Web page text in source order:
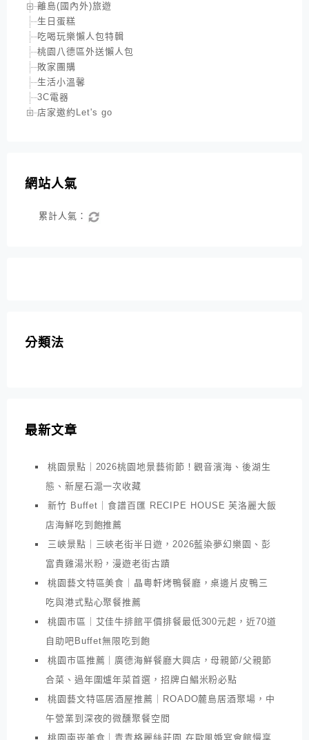
離島(國內外)旅遊
生日蛋糕
吃喝玩樂懶人包特輯
桃園八德區外送懶人包
敗家團購
生活小溫馨
3C電器
店家邀約Let's go
網站人氣
累計人氣：
分類法
最新文章
桃園景點｜2026桃園地景藝術節！觀音濱海、後湖生
態、新屋石滬一次收藏
新竹 Buffet｜食譜百匯 RECIPE HOUSE 芙洛麗大飯
店海鮮吃到飽推薦
三峽景點｜三峽老街半日遊，2026藍染夢幻樂園、彭
富貴雞湯米粉，漫遊老街古蹟
桃園藝文特區美食｜晶粵軒烤鴨餐廳，桌邊片皮鴨三
吃與港式點心聚餐推薦
桃園市區｜艾佳牛排館平價排餐最低300元起，近70道
自助吧Buffet無限吃到飽
桃園市區推薦｜廣德海鮮餐廳大興店，母親節/父親節
合菜、過年圍爐年菜首選，招牌白鯧米粉必點
桃園藝文特區居酒屋推薦｜ROADO麓島居酒聚場，中
午營業到深夜的微醺聚餐空間
桃園南崁美食｜青青格麗絲莊園 在歐風婚宴會館慢享